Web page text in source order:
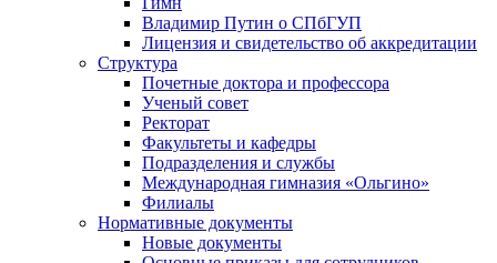
Владимир Путин о СПбГУП
Лицензия и свидетельство об аккредитации
Структура
Почетные доктора и профессора
Ученый совет
Ректорат
Факультеты и кафедры
Подразделения и службы
Международная гимназия «Ольгино»
Филиалы
Нормативные документы
Новые документы